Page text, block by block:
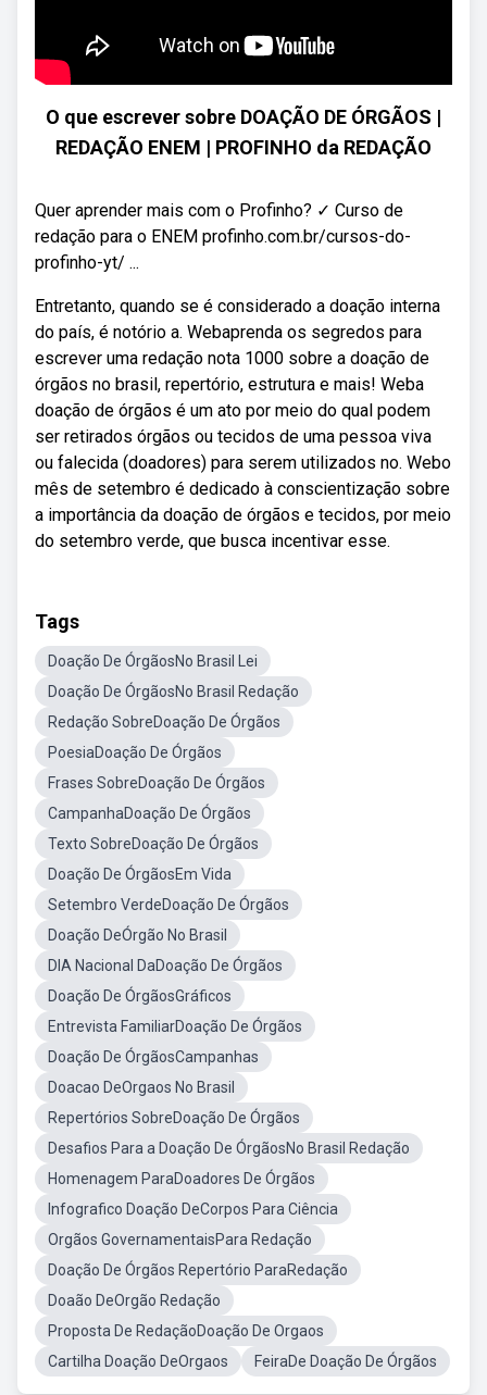
O que escrever sobre DOAÇÃO DE ÓRGÃOS |
REDAÇÃO ENEM | PROFINHO da REDAÇÃO
Quer aprender mais com o Profinho? ✓ Curso de
redação para o ENEM profinho.com.br/cursos-do-
profinho-yt/ ...
Entretanto, quando se é considerado a doação interna
do país, é notório a. Webaprenda os segredos para
escrever uma redação nota 1000 sobre a doação de
órgãos no brasil, repertório, estrutura e mais! Weba
doação de órgãos é um ato por meio do qual podem
ser retirados órgãos ou tecidos de uma pessoa viva
ou falecida (doadores) para serem utilizados no. Webo
mês de setembro é dedicado à conscientização sobre
a importância da doação de órgãos e tecidos, por meio
do setembro verde, que busca incentivar esse.
Tags
Doação De ÓrgãosNo Brasil Lei
Doação De ÓrgãosNo Brasil Redação
Redação SobreDoação De Órgãos
PoesiaDoação De Órgãos
Frases SobreDoação De Órgãos
CampanhaDoação De Órgãos
Texto SobreDoação De Órgãos
Doação De ÓrgãosEm Vida
Setembro VerdeDoação De Órgãos
Doação DeÓrgão No Brasil
DIA Nacional DaDoação De Órgãos
Doação De ÓrgãosGráficos
Entrevista FamiliarDoação De Órgãos
Doação De ÓrgãosCampanhas
Doacao DeOrgaos No Brasil
Repertórios SobreDoação De Órgãos
Desafios Para a Doação De ÓrgãosNo Brasil Redação
Homenagem ParaDoadores De Órgãos
Infografico Doação DeCorpos Para Ciência
Orgãos GovernamentaisPara Redação
Doação De Órgãos Repertório ParaRedação
Doaão DeOrgão Redação
Proposta De RedaçãoDoação De Orgaos
Cartilha Doação DeOrgaos
FeiraDe Doação De Órgãos